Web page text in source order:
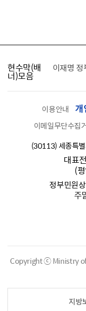
현수막(배
너)모음
찾습니다 이재명
이용안내 개
이메일무단수집
(30113) 세종특
대표
(
정부민원
주
Copyright ⓒ Ministry
지방